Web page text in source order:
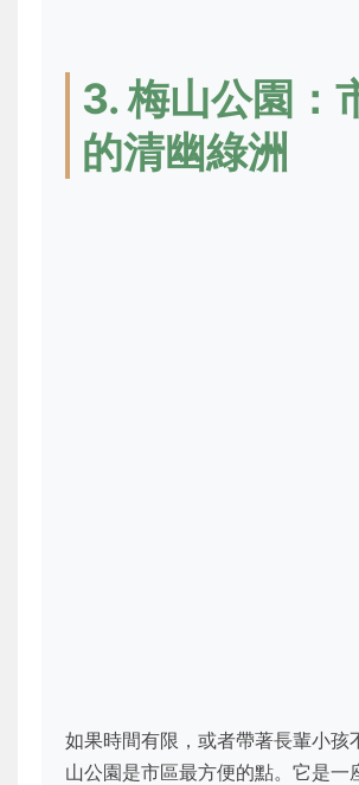
3. 梅山公園：
的清幽綠洲
如果時間有限，或者帶著長輩小孩
山公園是市區最方便的點。它是一